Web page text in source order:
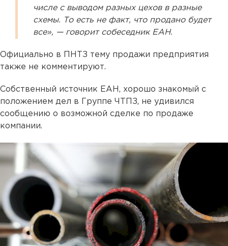
числе с выводом разных цехов в разные
схемы. То есть не факт, что продано будет
все», — говорит собеседник ЕАН.
Официально в ПНТЗ тему продажи предприятия
также не комментируют.
Собственный источник ЕАН, хорошо знакомый с
положением дел в Группе ЧТПЗ, не удивился
сообщению о возможной сделке по продаже
компании.